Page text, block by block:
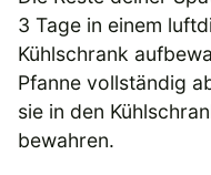
3 Tage in einem
Kühlschrank
Pfanne vollständig
sie in den
bewahren.